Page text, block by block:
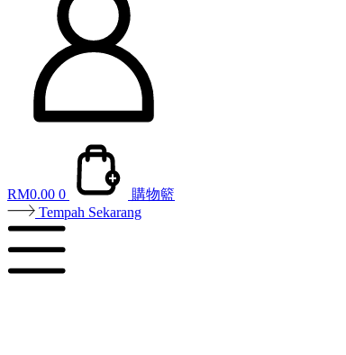
RM0.00 0
購物籃
Tempah Sekarang